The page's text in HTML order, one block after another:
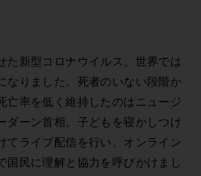
た新型コロナウイルス。世界では
なりました。死者のいない段階か
亡率を低く維持したのはニュージ
ダーン首相。子どもを寝かしつけ
てライブ配信を行い、オンライン
国民に理解と協力を呼びかけまし